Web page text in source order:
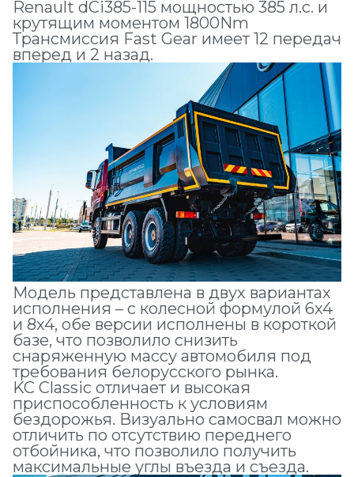
Renault dCi385-115 мощностью 385 л.с. и
крутящим моментом 1800Nm
Трансмиссия Fast Gear имеет 12 передач
вперед и 2 назад.
Модель представлена в двух вариантах
исполнения – с колесной формулой 6x4
и 8x4, обе версии исполнены в короткой
базе, что позволило снизить
снаряженную массу автомобиля под
требования белорусского рынка.
KC Classic отличает и высокая
приспособленность к условиям
бездорожья. Визуально самосвал можно
отличить по отсутствию переднего
отбойника, что позволило получить
максимальные углы въезда и съезда.